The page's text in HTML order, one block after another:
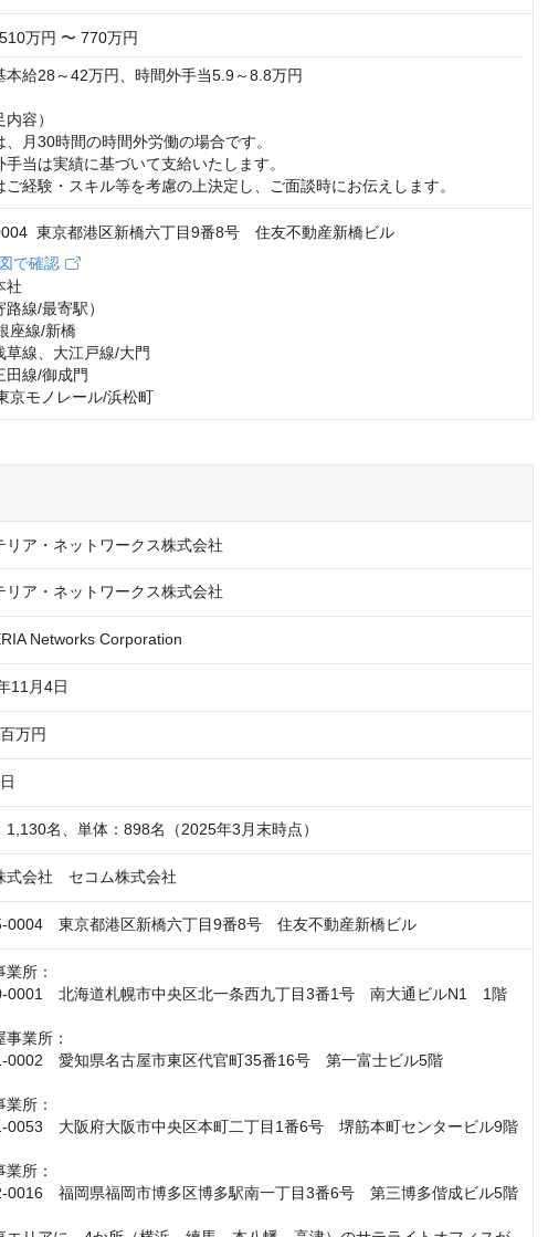
510万円 〜 770万円
本給28～42万円、時間外手当5.9～8.8万円
内容）
、月30時間の時間外労働の場合です。
手当は実績に基づいて支給いたします。
ご経験・スキル等を考慮の上決定し、ご面談時にお伝えします。
東京都港区新橋六丁目9番8号 住友不動産新橋ビル
で確認
社
路線/最寄駅）
座線/新橋
草線、大江戸線/大門
田線/御成門
京モノレール/浜松町
リア・ネットワークス株式会社
リア・ネットワークス株式会社
Networks Corporation
11月4日
万円
1,130名、単体：898名（2025年3月末時点）
式会社　セコム株式会社
0004　東京都港区新橋六丁目9番8号　住友不動産新橋ビル
所：
0001　北海道札幌市中央区北一条西九丁目3番1号　南大通ビルN1　1階
事業所：
0002　愛知県名古屋市東区代官町35番16号　第一富士ビル5階
業所：
0053　大阪府大阪市中央区本町二丁目1番6号　堺筋本町センタービル9階
所：
0016　福岡県福岡市博多区博多駅南一丁目3番6号　第三博多偕成ビル5階